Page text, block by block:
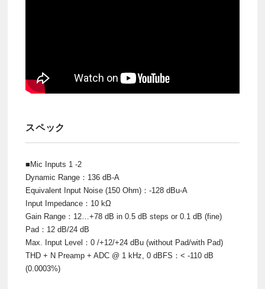
スペック
■Mic Inputs 1 -2
Dynamic Range：136 dB-A
Equivalent Input Noise (150 Ohm)：-128 dBu-A
Input Impedance：10 kΩ
Gain Range：12…+78 dB in 0.5 dB steps or 0.1 dB (fine)
Pad：12 dB/24 dB
Max. Input Level：0 /+12/+24 dBu (without Pad/with Pad)
THD + N Preamp + ADC @ 1 kHz, 0 dBFS：< -110 dB
(0.0003%)